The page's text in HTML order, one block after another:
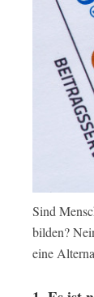
Sind
bilden?
eine